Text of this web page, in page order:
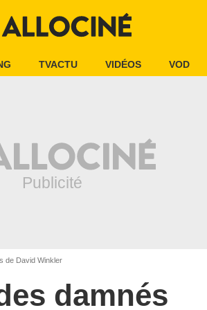
TVACTU VIDÉOS VOD
de David Winkler
damnés